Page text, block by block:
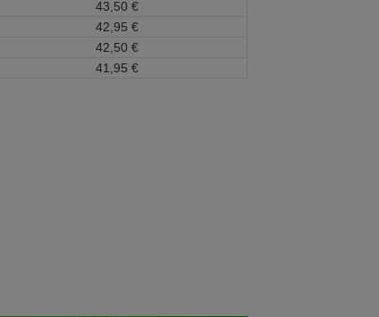
43, 50 €
42, 95 €
42, 50 €
41, 95 €